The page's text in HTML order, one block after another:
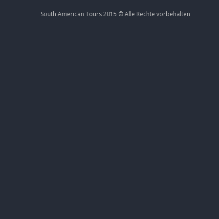
South American Tours 2015 ©Alle Rechte vorbehalten